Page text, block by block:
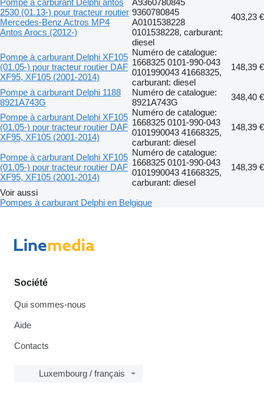
2530 (01.13-) pour tracteur routier
Mercedes-Benz Actros MP4
Antos Arocs (2012-)
9360780845
A0101538228
0101538228, carburant:
diesel
403,23 €
Pompe à carburant Delphi XF105
(01.05-) pour tracteur routier DAF
XF95, XF105 (2001-2014)
Numéro de catalogue:
1668325 0101-990-043
0101990043 41668325,
carburant: diesel
148,39 €
Pompe à carburant Delphi 1188
8921A743G
Numéro de catalogue:
8921A743G
348,40 €
Pompe à carburant Delphi XF105
(01.05-) pour tracteur routier DAF
XF95, XF105 (2001-2014)
Numéro de catalogue:
1668325 0101-990-043
0101990043 41668325,
carburant: diesel
148,39 €
Pompe à carburant Delphi XF105
(01.05-) pour tracteur routier DAF
XF95, XF105 (2001-2014)
Numéro de catalogue:
1668325 0101-990-043
0101990043 41668325,
carburant: diesel
148,39 €
Voir aussi
Pompes à carburant Delphi en Belgique
Société
Qui sommes-nous
Aide
Contacts
Luxembourg / français